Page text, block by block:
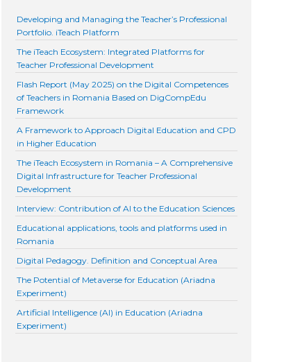
Developing and Managing the Teacher’s Professional
Portfolio. iTeach Platform
The iTeach Ecosystem: Integrated Platforms for
Teacher Professional Development
Flash Report (May 2025) on the Digital Competences
of Teachers in Romania Based on DigCompEdu
Framework
A Framework to Approach Digital Education and CPD
in Higher Education
The iTeach Ecosystem in Romania – A Comprehensive
Digital Infrastructure for Teacher Professional
Development
Interview: Contribution of AI to the Education Sciences
Educational applications, tools and platforms used in
Romania
Digital Pedagogy. Definition and Conceptual Area
The Potential of Metaverse for Education (Ariadna
Experiment)
Artificial Intelligence (AI) in Education (Ariadna
Experiment)